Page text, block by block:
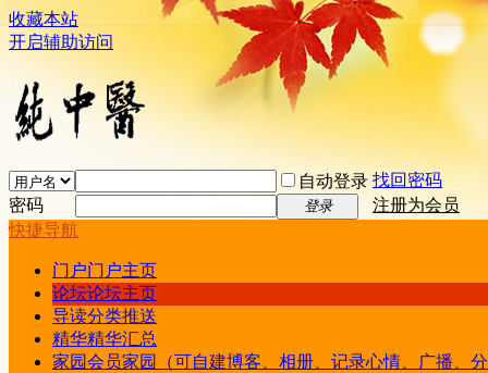
收藏本站
开启辅助访问
自动登录 找回密码
密码
登录
注册为会员
快捷导航
门户门户主页
论坛论坛主页
导读分类推送
精华精华汇总
家园会员家园（可自建博客、相册、记录心情、广播、